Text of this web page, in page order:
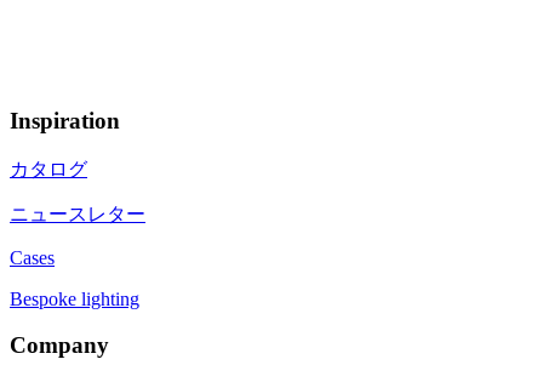
Inspiration
カタログ
ニュースレター
Cases
Bespoke lighting
Company